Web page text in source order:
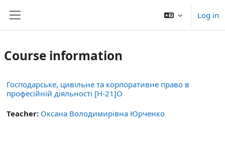
Log in
Course information
Господарське, цивільне та корпоративне право в
професійній діяльності [Н-21]О
Teacher: Оксана Володимирівна Юрченко